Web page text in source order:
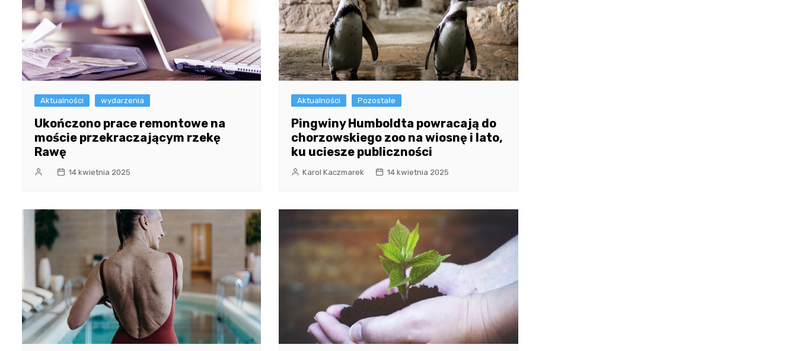
Aktualności wydarzenia
Ukończono prace remontowe na
moście przekraczającym rzekę
Rawę
14 kwietnia 2025
Aktualności Pozostałe
Pingwiny Humboldta powracają do
chorzowskiego zoo na wiosnę i lato,
ku uciesze publiczności
Karol Kaczmarek 14 kwietnia 2025